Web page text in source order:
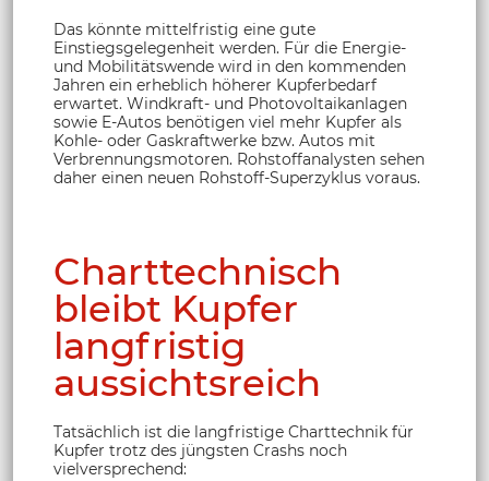
Das könnte mittelfristig eine gute
Einstiegsgelegenheit werden. Für die Energie-
und Mobilitätswende wird in den kommenden
Jahren ein erheblich höherer Kupferbedarf
erwartet. Windkraft- und Photovoltaikanlagen
sowie E-Autos benötigen viel mehr Kupfer als
Kohle- oder Gaskraftwerke bzw. Autos mit
Verbrennungsmotoren. Rohstoffanalysten sehen
daher einen neuen Rohstoff-Superzyklus voraus.
Charttechnisch
bleibt Kupfer
langfristig
aussichtsreich
Tatsächlich ist die langfristige Charttechnik für
Kupfer trotz des jüngsten Crashs noch
vielversprechend: